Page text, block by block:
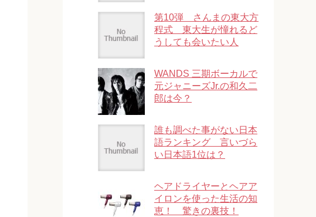
第10弾 さんまの東大方
程式 東大生が憧れるど
うしても会いたい人
WANDS 三期ボーカルで
元ジャニーズJr.の和久二
郎は今？
誰も調べた事がない日本
語ランキング 言いづら
い日本語1位は？
ヘアドライヤーとヘアア
イロンを使った生活の知
恵！ 驚きの裏技！